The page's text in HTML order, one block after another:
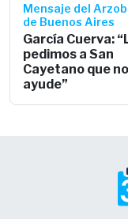
Mensaje del
de Buenos Aires
García Cuerva:
pedimos a San
Cayetano que
ayude”